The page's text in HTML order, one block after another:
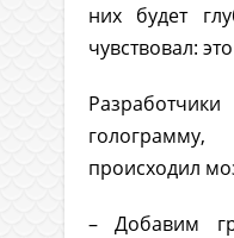
них будет
чувствовал:
происходил
– Добавим